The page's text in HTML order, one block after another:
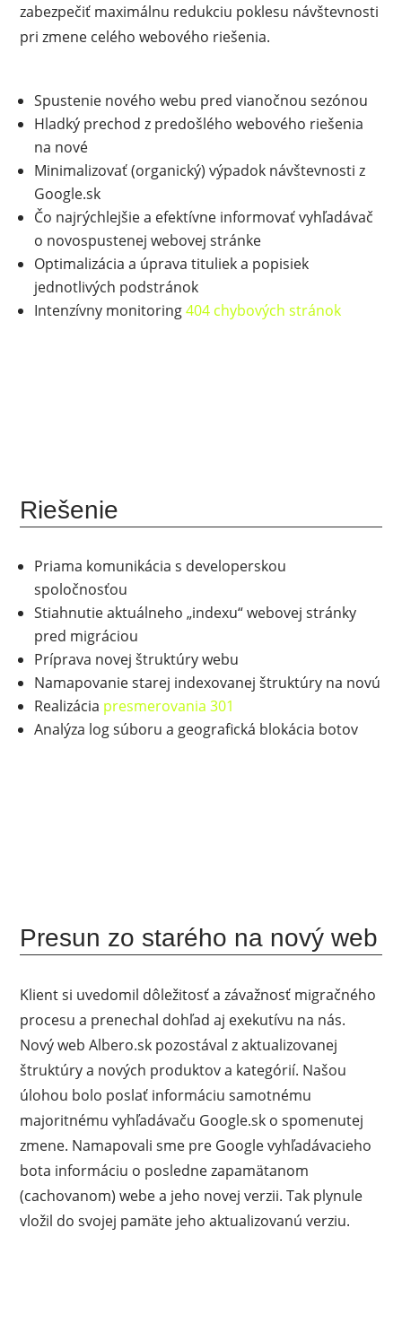
zabezpečiť maximálnu redukciu poklesu návštevnosti
pri zmene celého webového riešenia.
Spustenie nového webu pred vianočnou sezónou
Hladký prechod z predošlého webového riešenia
na nové
Minimalizovať (organický) výpadok návštevnosti z
Google.sk
Čo najrýchlejšie a efektívne informovať vyhľadávač
o novospustenej webovej stránke
Optimalizácia a úprava tituliek a popisiek
jednotlivých podstránok
Intenzívny monitoring404 chybových stránok
Riešenie
Priama komunikácia s developerskou
spoločnosťou
Stiahnutie aktuálneho „indexu“ webovej stránky
pred migráciou
Príprava novej štruktúry webu
Namapovanie starej indexovanej štruktúry na novú
Realizácia presmerovania 301
Analýza log súboru a geografická blokácia botov
Presun zo starého na nový web
Klient si uvedomil dôležitosť a závažnosť migračného
procesu a prenechal dohľad aj exekutívu na nás.
Nový web Albero.sk pozostával z aktualizovanej
štruktúry a nových produktov a kategórií. Našou
úlohou bolo poslať informáciu samotnému
majoritnému vyhľadávaču Google.sk o spomenutej
zmene. Namapovali sme pre Google vyhľadávacieho
bota informáciu o posledne zapamätanom
(cachovanom) webe a jeho novej verzii. Tak plynule
vložil do svojej pamäte jeho aktualizovanú verziu.